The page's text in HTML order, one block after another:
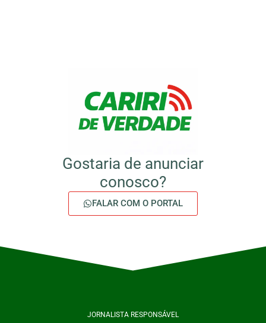
Gostaria de anunciar
conosco?
FALAR COM O PORTAL
JORNALISTA RESPONSÁVEL